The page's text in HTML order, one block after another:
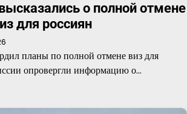
о полной отмене
для россиян
планы по полной отмене виз для
опровергли информацию о…